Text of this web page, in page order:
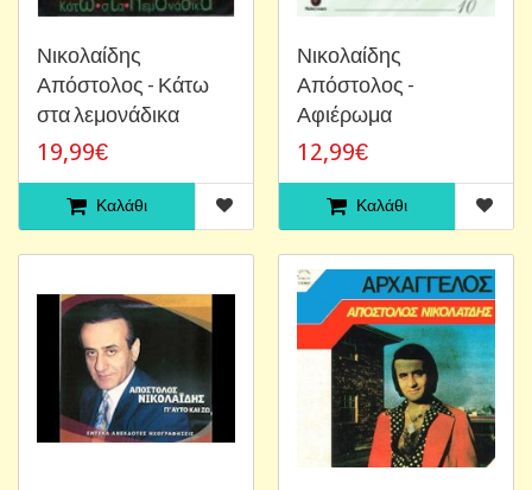
Νικολαίδης
Απόστολος - Κάτω
στα λεμονάδικα
19,99€
Καλάθι
Νικολαίδης
Απόστολος -
Αφιέρωμα
12,99€
Καλάθι